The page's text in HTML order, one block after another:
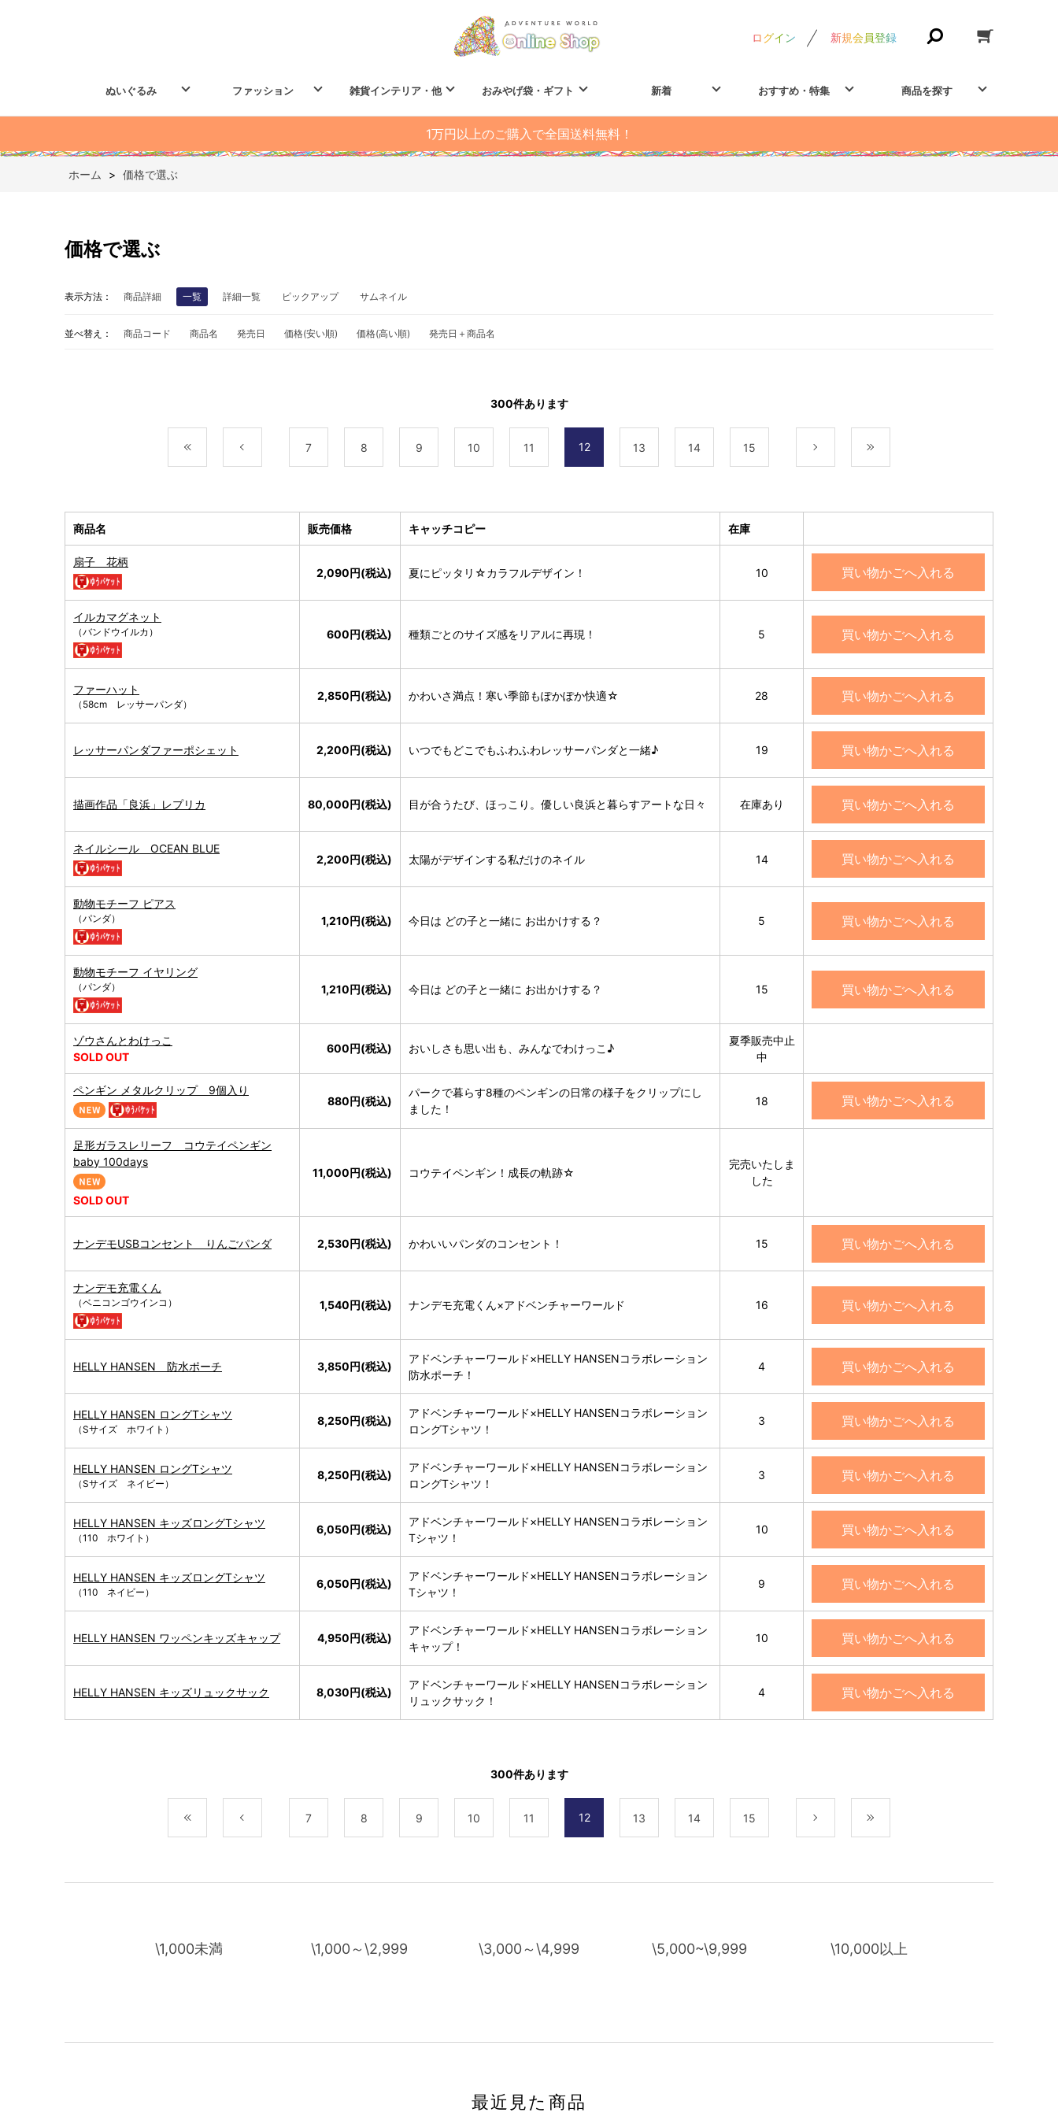
ログイン 新規会員登録
ぬいぐるみ ファッション 雑貨インテリア・他 おみやげ袋・ギフト 新着 おすすめ・特集 商品を探す
1万円以上のご購入で全国送料無料！
ホーム > 価格で選ぶ
価格で選ぶ
表示方法： 商品詳細 一覧 詳細一覧 ピックアップ サムネイル
並べ替え： 商品コード 商品名 発売日 価格(安い順) 価格(高い順) 発売日＋商品名
300件あります
7 8 9 10 11 12 13 14 15
商品名 販売価格 キャッチコピー 在庫
扇子 花柄
2,090円(税込)
夏にピッタリ☆カラフルデザイン！ 10 買い物かごへ入れる
イルカマグネット
（バンドウイルカ） 600円(税込) 種類ごとのサイズ感をリアルに再現！ 5 買い物かごへ入れる
ファーハット
（58cm レッサーパンダ）
2,850円(税込) かわいさ満点！寒い季節もぽかぽか快適☆ 28 買い物かごへ入れる
レッサーパンダファーポシェット 2,200円(税込) いつでもどこでもふわふわレッサーパンダと一緒♪ 19 買い物かごへ入れる
描画作品「良浜」レプリカ 80,000円(税込) 目が合うたび、ほっこり。優しい良浜と暮らすアートな日々 在庫あり 買い物かごへ入れる
ネイルシール OCEAN BLUE
2,200円(税込)
太陽がデザインする私だけのネイル 14 買い物かごへ入れる
動物モチーフ ピアス
（パンダ） 1,210円(税込) 今日は どの子と一緒に お出かけする？ 5 買い物かごへ入れる
動物モチーフ イヤリング
（パンダ） 1,210円(税込) 今日は どの子と一緒に お出かけする？ 15 買い物かごへ入れる
ゾウさんとわけっこ
SOLD OUT
600円(税込) おいしさも思い出も、みんなでわけっこ♪
夏季販売中止
中
ペンギン メタルクリップ 9個入り
880円(税込)
パークで暮らす8種のペンギンの日常の様子をクリップにし
ました！
18 買い物かごへ入れる
足形ガラスレリーフ コウテイペンギン
baby 100days
SOLD OUT
11,000円(税込) コウテイペンギン！成長の軌跡☆
完売いたしま
した
ナンデモUSBコンセント りんごパンダ 2,530円(税込) かわいいパンダのコンセント！ 15 買い物かごへ入れる
ナンデモ充電くん
（ベニコンゴウインコ） 1,540円(税込) ナンデモ充電くん×アドベンチャーワールド 16 買い物かごへ入れる
HELLY HANSEN 防水ポーチ 3,850円(税込)
アドベンチャーワールド×HELLY HANSENコラボレーション
防水ポーチ！
4 買い物かごへ入れる
HELLY HANSEN ロングTシャツ
（Sサイズ ホワイト）
8,250円(税込)
アドベンチャーワールド×HELLY HANSENコラボレーション
ロングTシャツ！
3 買い物かごへ入れる
HELLY HANSEN ロングTシャツ
（Sサイズ ネイビー）
8,250円(税込)
アドベンチャーワールド×HELLY HANSENコラボレーション
ロングTシャツ！
3 買い物かごへ入れる
HELLY HANSEN キッズロングTシャツ
（110 ホワイト）
6,050円(税込)
アドベンチャーワールド×HELLY HANSENコラボレーション
Tシャツ！
10 買い物かごへ入れる
HELLY HANSEN キッズロングTシャツ
（110 ネイビー）
6,050円(税込)
アドベンチャーワールド×HELLY HANSENコラボレーション
Tシャツ！
9 買い物かごへ入れる
HELLY HANSEN ワッペンキッズキャップ 4,950円(税込)
アドベンチャーワールド×HELLY HANSENコラボレーション
キャップ！
10 買い物かごへ入れる
HELLY HANSEN キッズリュックサック 8,030円(税込)
アドベンチャーワールド×HELLY HANSENコラボレーション
リュックサック！
4 買い物かごへ入れる
300件あります
7 8 9 10 11 12 13 14 15
\1,000未満 \1,000～\2,999 \3,000～\4,999 \5,000~\9,999 \10,000以上
最近見た商品